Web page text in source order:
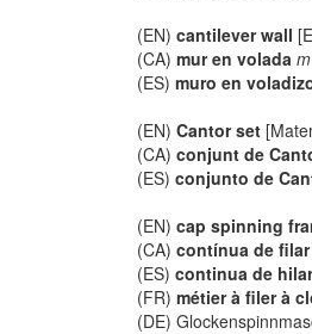
(EN)cantilever wall
(CA)mur en volada m
(ES)muro en
(EN)Cantor set
(CA)conjunt de
(ES)conjunto de
(EN)cap spinning
(CA)contínua de
(ES)continua de
(FR)métier à filer à
(DE)